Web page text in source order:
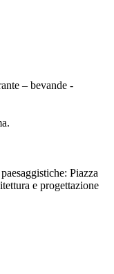
– bevande -
Piazza
e progettazione